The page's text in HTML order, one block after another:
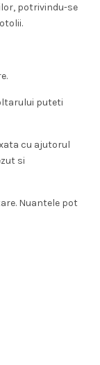
potrivindu-se
puteti
cu ajutorul
si
Nuantele pot